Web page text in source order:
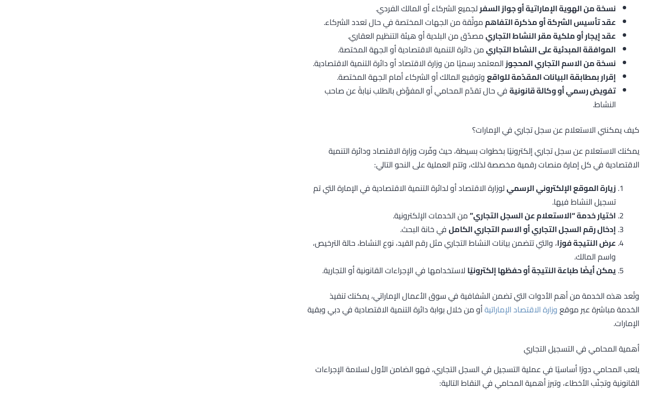
نسخة من الهوية الإماراتية أو جواز السفرلجميع الشركاء أو المالك الفردي.
عقد تأسيس الشركة أو مذكرة التفاهمموثّقة من الجهات المختصة في حال تعدد الشركاء.
عقد إيجار أو ملكية مقر النشاط التجاريمصدّق من البلدية أو هيئة التنظيم العقاري.
الموافقة المبدئية على النشاط التجاريمن دائرة التنمية الاقتصادية أو الجهة المختصة.
نسخة من الاسم التجاري المحجوز المعتمد رسميًا من وزارة الاقتصاد أو دائرة التنمية الاقتصادية.
إقرار بمطابقة البيانات المقدّمة للواقعوتوقيع المالك أو الشركاء أمام الجهة المختصة.
تفويض رسمي أو وكالة قانونيةفي حال تقدّم المحامي أو المفوَّض بالطلب نيابةً عن صاحب
النشاط.
كيف يمكنني الاستعلام عن سجل تجاري في الإمارات؟
يمكنك الاستعلام عن سجل تجاري إلكترونيًا بخطوات بسيطة، حيث وفّرت وزارة الاقتصاد ودائرة التنمية
الاقتصادية في كل إمارة منصات رقمية مخصصة لذلك، وتتم العملية على النحو التالي:
زيارة الموقع الإلكتروني الرسميلوزارة الاقتصاد أو لدائرة التنمية الاقتصادية في الإمارة التي تم
تسجيل النشاط فيها.
اختيار خدمة “الاستعلام عن السجل التجاري”من الخدمات الإلكترونية.
إدخال رقم السجل التجاري أو الاسم التجاري الكاملفي خانة البحث.
عرض النتيجة فورًا، والتي تتضمن بيانات النشاط التجاري مثل رقم القيد، نوع النشاط، حالة الترخيص،
واسم المالك.
يمكن أيضًا طباعة النتيجة أو حفظها إلكترونيًا لاستخدامها في الإجراءات القانونية أو التجارية.
وتُعد هذه الخدمة من أهم الأدوات التي تضمن الشفافية في سوق الأعمال الإماراتي، يمكنك تنفيذ
الخدمة مباشرة عبر موقعوزارة الاقتصاد الإماراتيةأو من خلال بوابة دائرة التنمية الاقتصادية في دبي وبقية
الإمارات.
أهمية المحامي في التسجيل التجاري
يلعب المحامي دورًا أساسيًا في عملية التسجيل في السجل التجاري، فهو الضامن الأول لسلامة الإجراءات
القانونية وتجنّب الأخطاء، وتبرز أهمية المحامي في النقاط التالية: